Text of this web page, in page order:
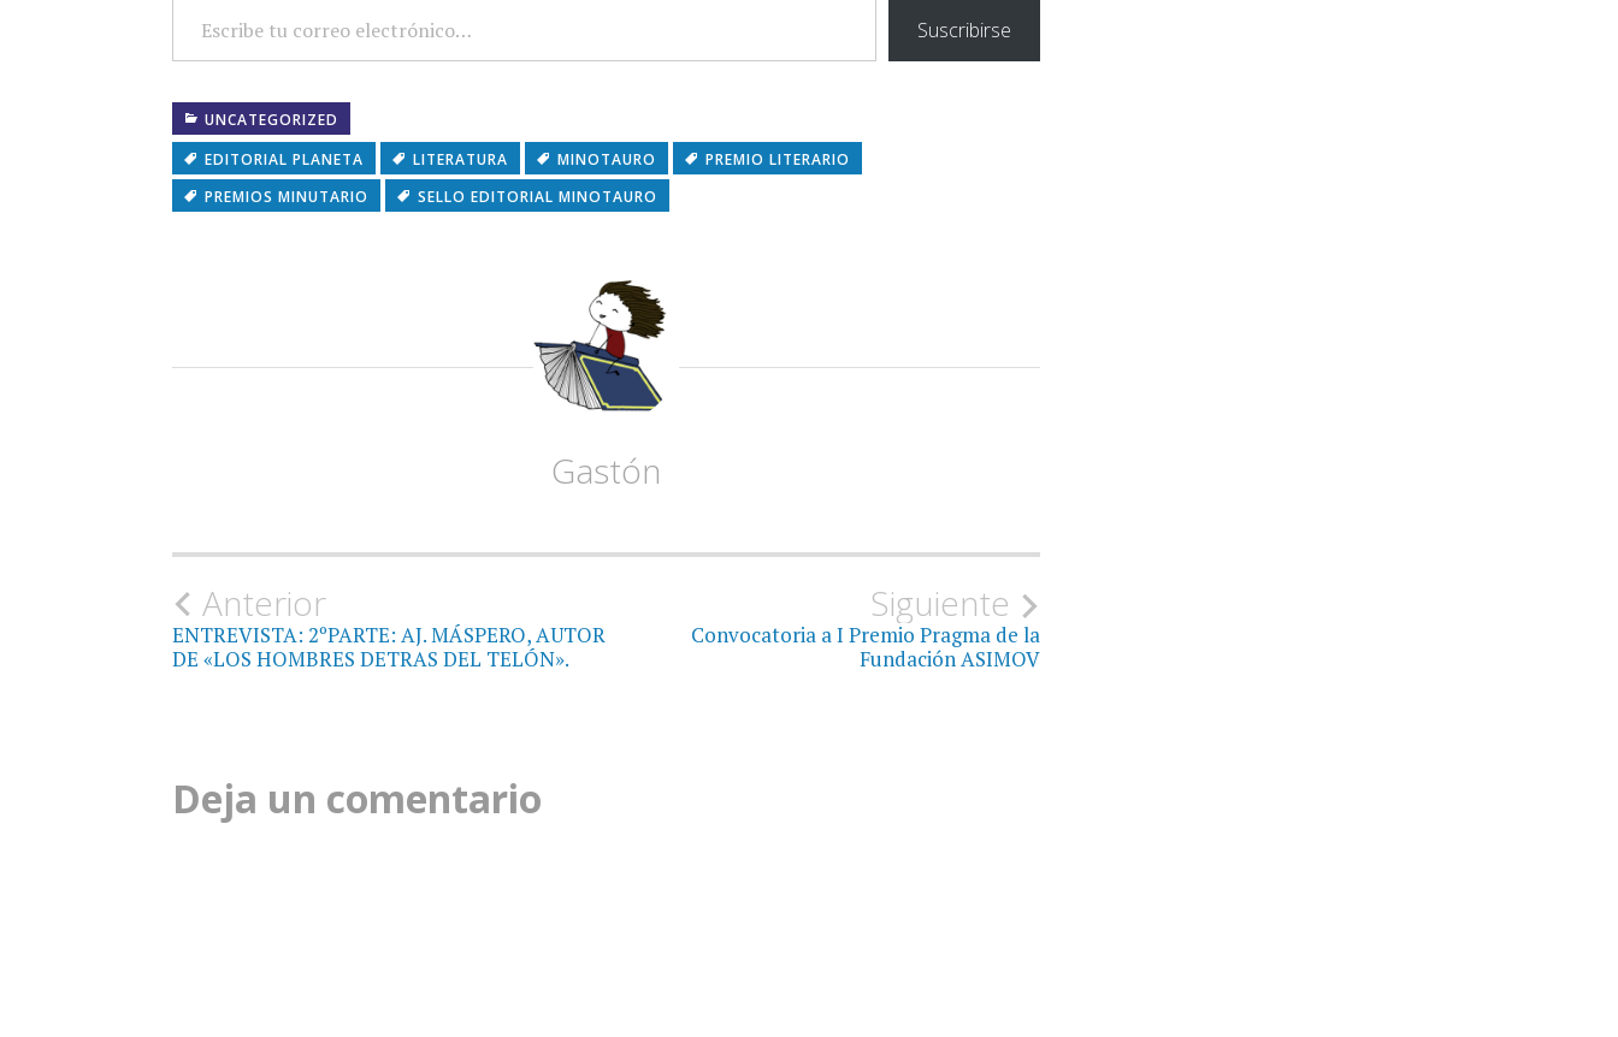
Suscribirse
UNCATEGORIZED
EDITORIAL PLANETA
LITERATURA MINOTAURO
PREMIO LITERARIO
PREMIOS MINUTARIO
SELLO EDITORIAL MINOTAURO
Gastón
Navegación
de
entrada
Anterior
ENTREVISTA: 2ºPARTE: AJ. MÁSPERO, AUTOR
DE «LOS HOMBRES DETRAS DEL TELÓN».
Siguiente
Convocatoria a I Premio Pragma de la
Fundación ASIMOV
Deja un comentario